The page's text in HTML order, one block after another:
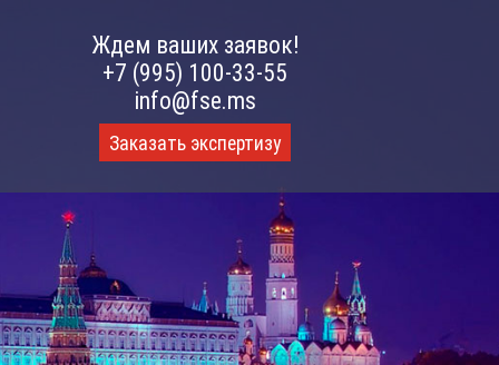
Ждем ваших заявок!
+7 (995) 100-33-55
info@fse.ms
Заказать экспертизу